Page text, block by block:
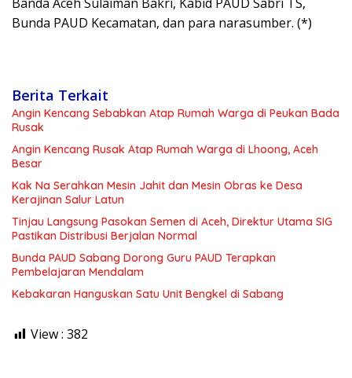
Bunda PAUD Kecamatan, dan para narasumber. (*)
Berita Terkait
Angin Kencang Sebabkan Atap Rumah Warga di Peukan Bada
Rusak
Angin Kencang Rusak Atap Rumah Warga di Lhoong, Aceh
Besar
Kak Na Serahkan Mesin Jahit dan Mesin Obras ke Desa
Kerajinan Salur Latun
Tinjau Langsung Pasokan Semen di Aceh, Direktur Utama SIG
Pastikan Distribusi Berjalan Normal
Bunda PAUD Sabang Dorong Guru PAUD Terapkan
Pembelajaran Mendalam
Kebakaran Hanguskan Satu Unit Bengkel di Sabang
View : 382